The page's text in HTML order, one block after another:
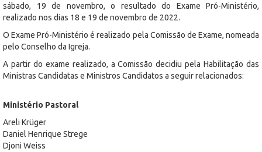
sábado, 19 de novembro, o resultado do Exame Pró-Ministério,
realizado nos dias 18 e 19 de novembro de 2022.
O Exame Pró-Ministério é realizado pela Comissão de Exame, nomeada
pelo Conselho da Igreja.
A partir do exame realizado, a Comissão decidiu pela Habilitação das
Ministras Candidatas e Ministros Candidatos a seguir relacionados:
Ministério Pastoral
Areli Krüger
Daniel Henrique Strege
Djoni Weiss